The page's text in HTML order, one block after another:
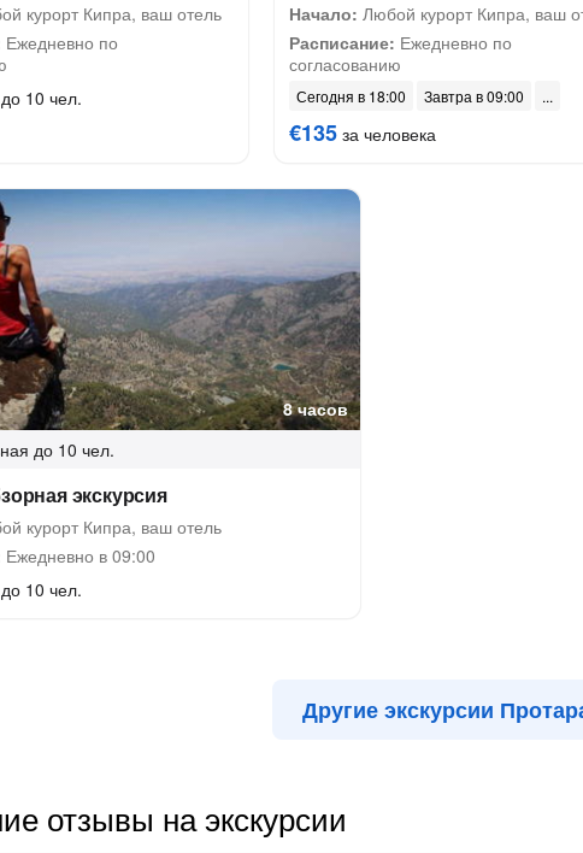
курорт Кипра, ваш отель
Ежедневно по
10 чел.
Начало: Любой курорт Кипра, ваш
Расписание: Ежедневно по
согласованию
Сегодня в 18:00 Завтра в 09:00
€135за человека
8 часов
до 10 чел.
экскурсия
курорт Кипра, ваш отель
Ежедневно в 09:00
10 чел.
Другие экскурсии
отзывы на экскурсии